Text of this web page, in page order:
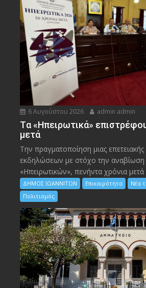
6 Αυγούστου 2026 admin admin
Tα «Ηπειρωτικά»
μετά
Την πραγματοποίηση μιας επετειακής
εκδηλώσεων με στόχο την
«Ηπειρωτικών», πενήντα χρόνια μετά
ΔΗΜΟΣ ΙΩΑΝΝΙΤΩΝ Επικαιρότητα
Νέα
Πολιτισμός